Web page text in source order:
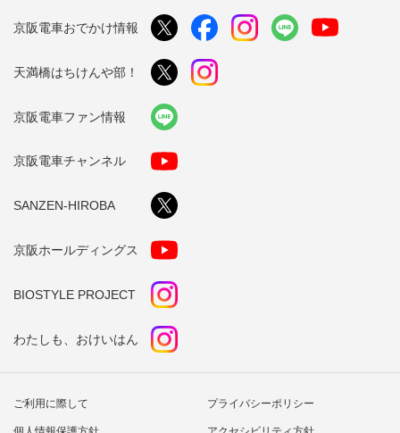
京阪電車おでかけ情報
天満橋はちけんや部！
京阪電車ファン情報
京阪電車チャンネル
SANZEN-HIROBA
京阪ホールディングス
BIOSTYLE PROJECT
わたしも、おけいはん
ご利用に際して プライバシーポリシー